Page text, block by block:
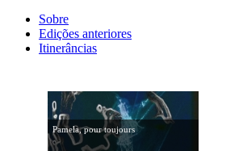
Sobre
Edições anteriores
Itinerâncias
Pamela, pour toujours